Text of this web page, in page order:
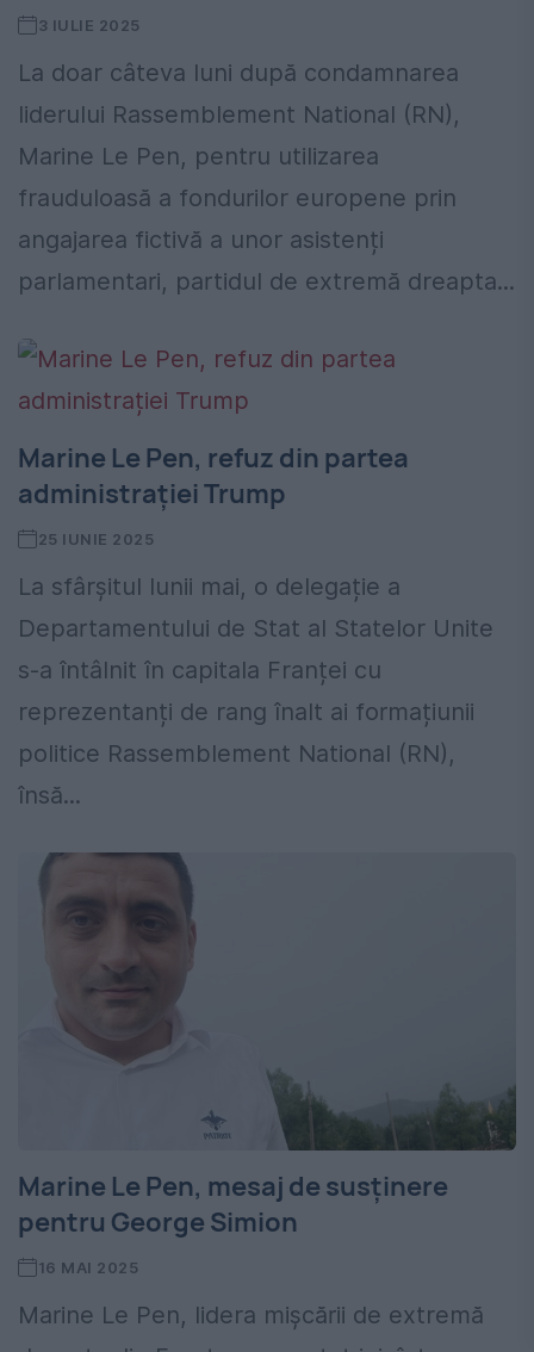
3 IULIE 2025
La doar câteva luni după condamnarea
liderului Rassemblement National (RN),
Marine Le Pen, pentru utilizarea
frauduloasă a fondurilor europene prin
angajarea fictivă a unor asistenți
parlamentari, partidul de extremă dreapta...
Marine Le Pen, refuz din partea
administrației Trump
25 IUNIE 2025
La sfârșitul lunii mai, o delegație a
Departamentului de Stat al Statelor Unite
s-a întâlnit în capitala Franței cu
reprezentanți de rang înalt ai formațiunii
politice Rassemblement National (RN),
însă...
Marine Le Pen, mesaj de susținere
pentru George Simion
16 MAI 2025
Marine Le Pen, lidera mișcării de extremă